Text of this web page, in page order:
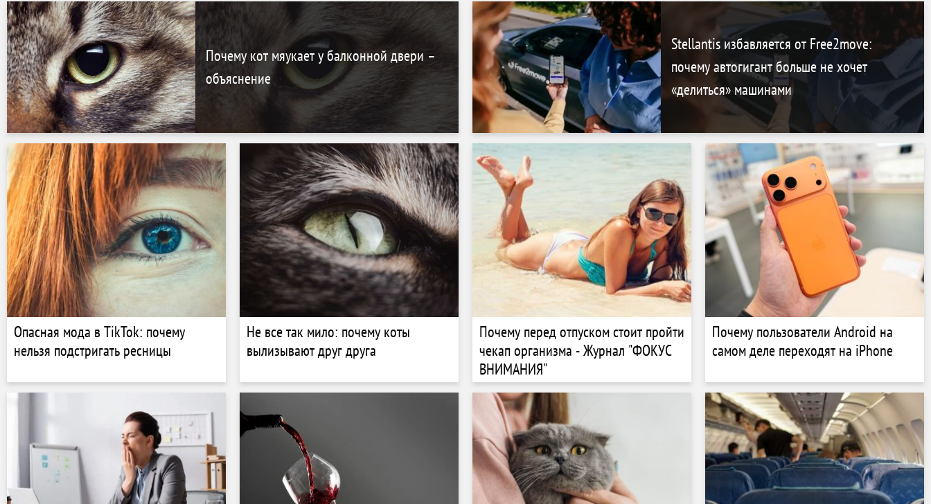
Почему кот мяукает у балконной двери –
объяснение
Stellantis избавляется от Free2move:
почему автогигант больше не хочет
«делиться» машинами
Опасная мода в TikTok: почему
нельзя подстригать ресницы
Не все так мило: почему коты
вылизывают друг друга
Почему перед отпуском стоит пройти
чекап организма - Журнал "ФОКУС
ВНИМАНИЯ"
Почему пользователи Android на
самом деле переходят на iPhone